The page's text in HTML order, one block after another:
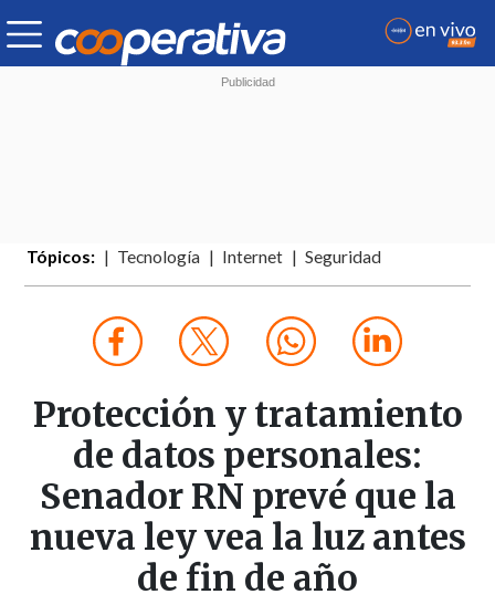
Tópicos: Tecnología Internet Seguridad
Protección y tratamiento
de datos personales:
Senador RN prevé que la
nueva ley vea la luz antes
de fin de año